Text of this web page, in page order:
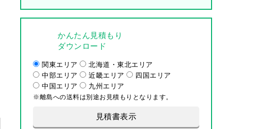
かんたん見積もり
ダウンロード
関東エリア
北海道・東北エリア
中部エリア
近畿エリア
四国エリア
中国エリア
九州エリア
※離島への送料は別途お見積もりとなります。
見積書表示